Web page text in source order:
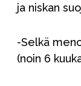
ja niskan
-Selkä
(noin 6